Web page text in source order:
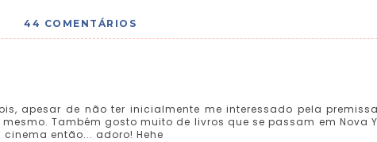
44 COMENTÁRIOS
apesar de não ter inicialmente me interessado pela
Também gosto muito de livros que se passam em Nova
então... adoro! Hehe